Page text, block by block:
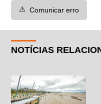
⚠️ Comunicar erro
NOTÍCIAS